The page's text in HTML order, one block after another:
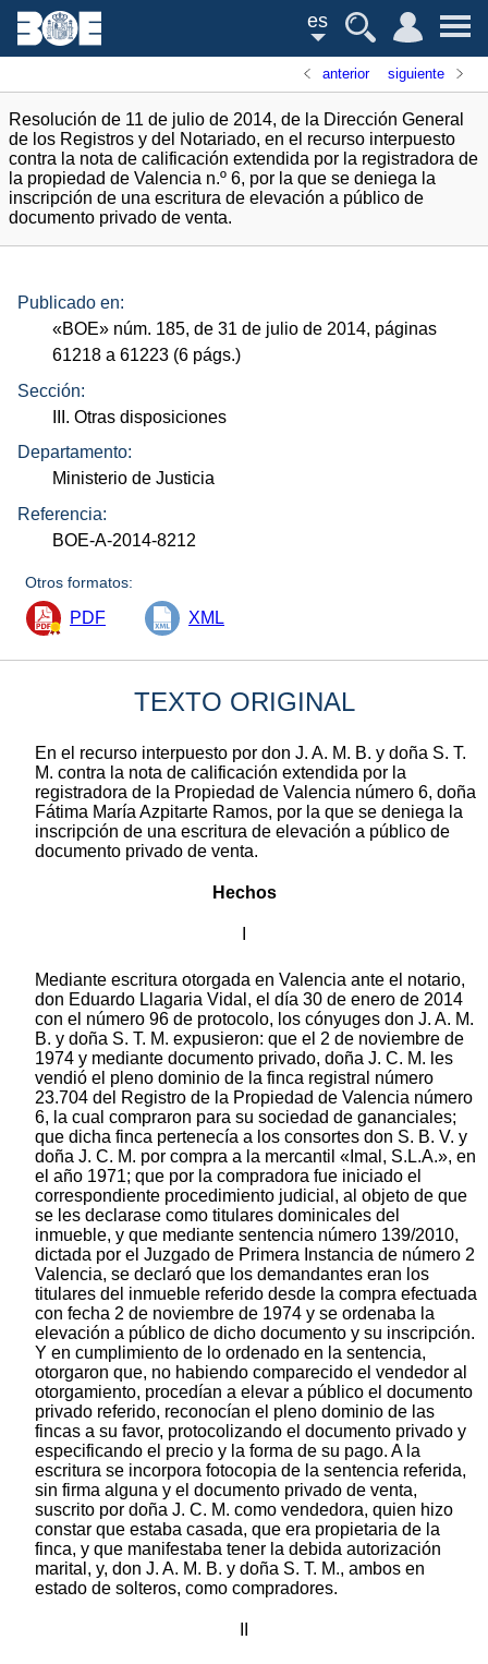
es
anterior siguiente
Resolución de 11 de julio de 2014, de la Dirección General
de los Registros y del Notariado, en el recurso interpuesto
contra la nota de calificación extendida por la registradora de
la propiedad de Valencia n.º 6, por la que se deniega la
inscripción de una escritura de elevación a público de
documento privado de venta.
Publicado en:
«BOE» núm. 185, de 31 de julio de 2014, páginas
61218 a 61223 (6 págs.)
Sección:
III. Otras disposiciones
Departamento:
Ministerio de Justicia
Referencia:
BOE-A-2014-8212
Otros formatos:
PDF XML
TEXTO ORIGINAL
En el recurso interpuesto por don J. A. M. B. y doña S. T.
M. contra la nota de calificación extendida por la
registradora de la Propiedad de Valencia número 6, doña
Fátima María Azpitarte Ramos, por la que se deniega la
inscripción de una escritura de elevación a público de
documento privado de venta.
Hechos
Mediante escritura otorgada en Valencia ante el notario,
don Eduardo Llagaria Vidal, el día 30 de enero de 2014
con el número 96 de protocolo, los cónyuges don J. A. M.
B. y doña S. T. M. expusieron: que el 2 de noviembre de
1974 y mediante documento privado, doña J. C. M. les
vendió el pleno dominio de la finca registral número
23.704 del Registro de la Propiedad de Valencia número
6, la cual compraron para su sociedad de gananciales;
que dicha finca pertenecía a los consortes don S. B. V. y
doña J. C. M. por compra a la mercantil «Imal, S.L.A.», en
el año 1971; que por la compradora fue iniciado el
correspondiente procedimiento judicial, al objeto de que
se les declarase como titulares dominicales del
inmueble, y que mediante sentencia número 139/2010,
dictada por el Juzgado de Primera Instancia de número 2
Valencia, se declaró que los demandantes eran los
titulares del inmueble referido desde la compra efectuada
con fecha 2 de noviembre de 1974 y se ordenaba la
elevación a público de dicho documento y su inscripción.
Y en cumplimiento de lo ordenado en la sentencia,
otorgaron que, no habiendo comparecido el vendedor al
otorgamiento, procedían a elevar a público el documento
privado referido, reconocían el pleno dominio de las
fincas a su favor, protocolizando el documento privado y
especificando el precio y la forma de su pago. A la
escritura se incorpora fotocopia de la sentencia referida,
sin firma alguna y el documento privado de venta,
suscrito por doña J. C. M. como vendedora, quien hizo
constar que estaba casada, que era propietaria de la
finca, y que manifestaba tener la debida autorización
marital, y, don J. A. M. B. y doña S. T. M., ambos en
estado de solteros, como compradores.